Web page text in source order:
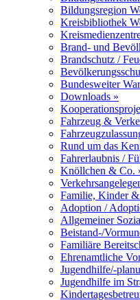
Bildungsregion
Kreisbibliothek
Brand- und
Brandschutz /
Bundesweiter
Downloads »
Fahrzeug &
Rund um das
Fahrerlaubnis /
Knöllchen & Co.
Familie, Kinder &
Adoption /
Allgemeiner
Beistand-/
Familiäre
Ehrenamtliche
Jugendhilfe/-
Jugendhilfe im